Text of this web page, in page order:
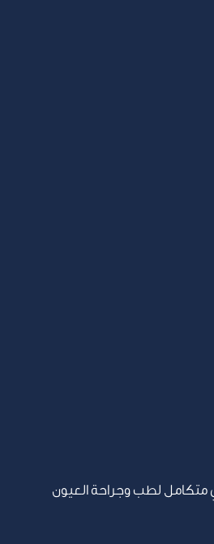
متكامل لطب وجراحة العيون